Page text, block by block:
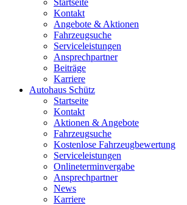
Startseite
Kontakt
Angebote & Aktionen
Fahrzeugsuche
Serviceleistungen
Ansprechpartner
Beiträge
Karriere
Autohaus Schütz
Startseite
Kontakt
Aktionen & Angebote
Fahrzeugsuche
Kostenlose Fahrzeugbewertung
Serviceleistungen
Onlineterminvergabe
Ansprechpartner
News
Karriere